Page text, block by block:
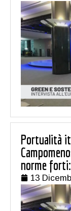
Portualità
norme
13